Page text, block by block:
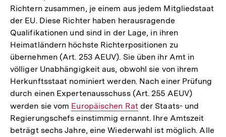
Richtern zusammen, je einem aus jedem Mitgliedstaat
der EU. Diese Richter haben herausragende
Qualifikationen und sind in der Lage, in ihren
Heimatländern höchste Richterpositionen zu
übernehmen (Art. 253 AEUV). Sie üben ihr Amt in
völliger Unabhängigkeit aus, obwohl sie von ihrem
Herkunftsstaat nominiert werden. Nach einer Prüfung
durch einen Expertenausschuss (Art. 255 AEUV)
werden sie vom Interner
Link:
Europäischen Ratder Staats- und
Regierungschefs einstimmig ernannt. Ihre Amtszeit
beträgt sechs Jahre, eine Wiederwahl ist möglich. Alle